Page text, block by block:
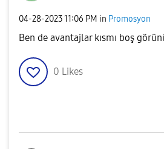
‎04-28-202311:06 PM in Promosyon
Ben de avantajlar kısmı boş
0 Likes